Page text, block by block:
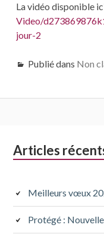
La vidéo disponible
Video/
jour-2
Publié dans Non
Colonne
subsidiaire
Articles
Meilleurs vœux
Protégé :